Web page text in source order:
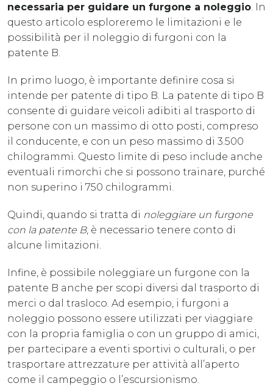
necessaria per guidare un furgone a noleggio. In
questo articolo esploreremo le limitazioni e le
possibilità per il noleggio di furgoni con la
patente B.
In primo luogo, è importante definire cosa si
intende per patente di tipo B. La patente di tipo B
consente di guidare veicoli adibiti al trasporto di
persone con un massimo di otto posti, compreso
il conducente, e con un peso massimo di 3.500
chilogrammi. Questo limite di peso include anche
eventuali rimorchi che si possono trainare, purché
non superino i 750 chilogrammi.
Quindi, quando si tratta di noleggiare un furgone
con la patente B, è necessario tenere conto di
alcune limitazioni.
Infine, è possibile noleggiare un furgone con la
patente B anche per scopi diversi dal trasporto di
merci o dal trasloco. Ad esempio, i furgoni a
noleggio possono essere utilizzati per viaggiare
con la propria famiglia o con un gruppo di amici,
per partecipare a eventi sportivi o culturali, o per
trasportare attrezzature per attività all’aperto
come il campeggio o l’escursionismo.